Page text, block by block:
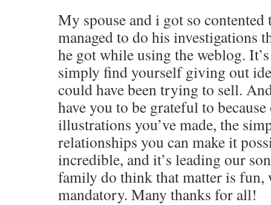
My spouse and i got so contented
managed to do his investigations
he got while using the weblog.
simply find yourself giving out
could have been trying to sell.
have you to be grateful to
illustrations you’ve made, the
relationships you can make it
incredible, and it’s leading our
family do think that matter is
mandatory. Many thanks for all!